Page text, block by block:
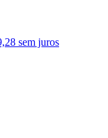
sem juros